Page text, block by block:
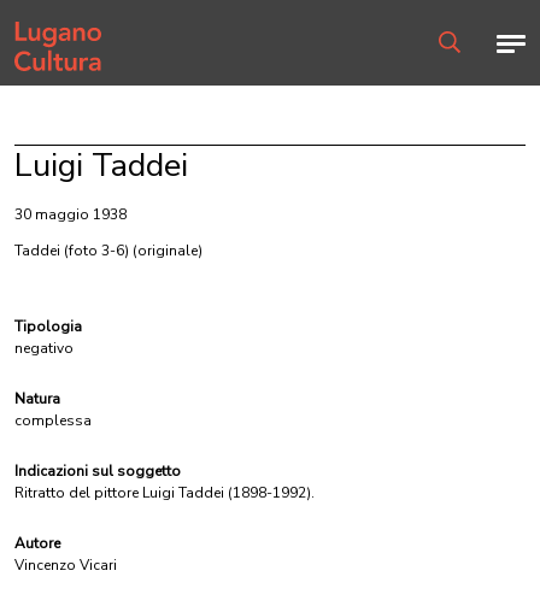
Home page
Luigi Taddei
30 maggio 1938
Taddei (foto 3-6) (originale)
Tipologia
negativo
Natura
complessa
Indicazioni sul soggetto
Ritratto del pittore Luigi Taddei (1898-1992).
Autore
Vincenzo Vicari